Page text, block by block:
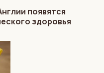
появятся
здоровья